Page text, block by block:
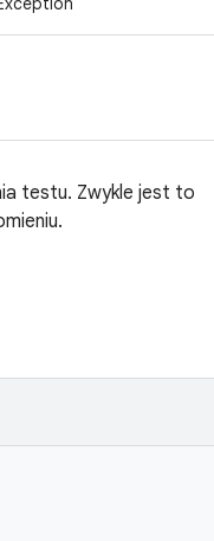
testu. Zwykle jest to